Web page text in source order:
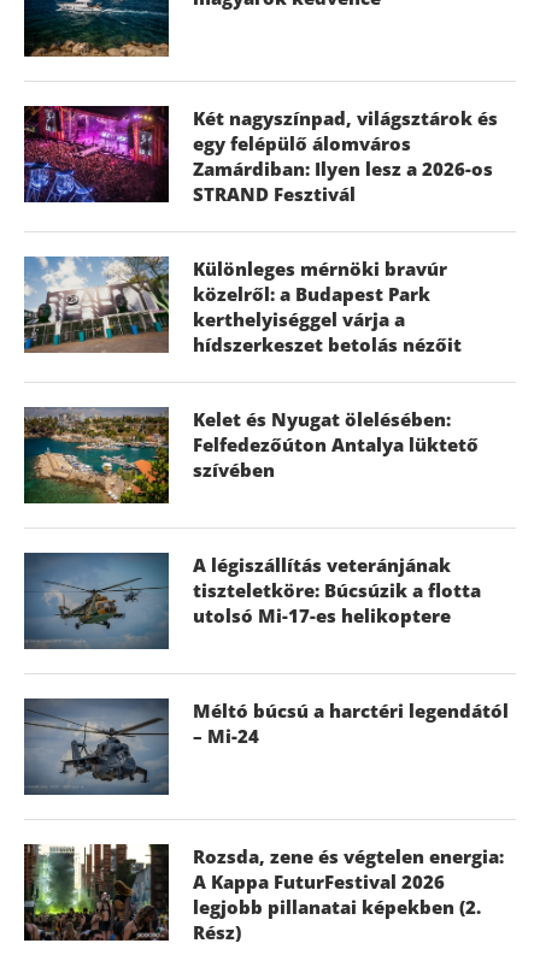
Két nagyszínpad, világsztárok és
egy felépülő álomváros
Zamárdiban: Ilyen lesz a 2026-os
STRAND Fesztivál
Különleges mérnöki bravúr
közelről: a Budapest Park
kerthelyiséggel várja a
hídszerkeszet betolás nézőit
Kelet és Nyugat ölelésében:
Felfedezőúton Antalya lüktető
szívében
A légiszállítás veteránjának
tiszteletköre: Búcsúzik a flotta
utolsó Mi-17-es helikoptere
Méltó búcsú a harctéri legendától
– Mi-24
Rozsda, zene és végtelen energia:
A Kappa FuturFestival 2026
legjobb pillanatai képekben (2.
Rész)